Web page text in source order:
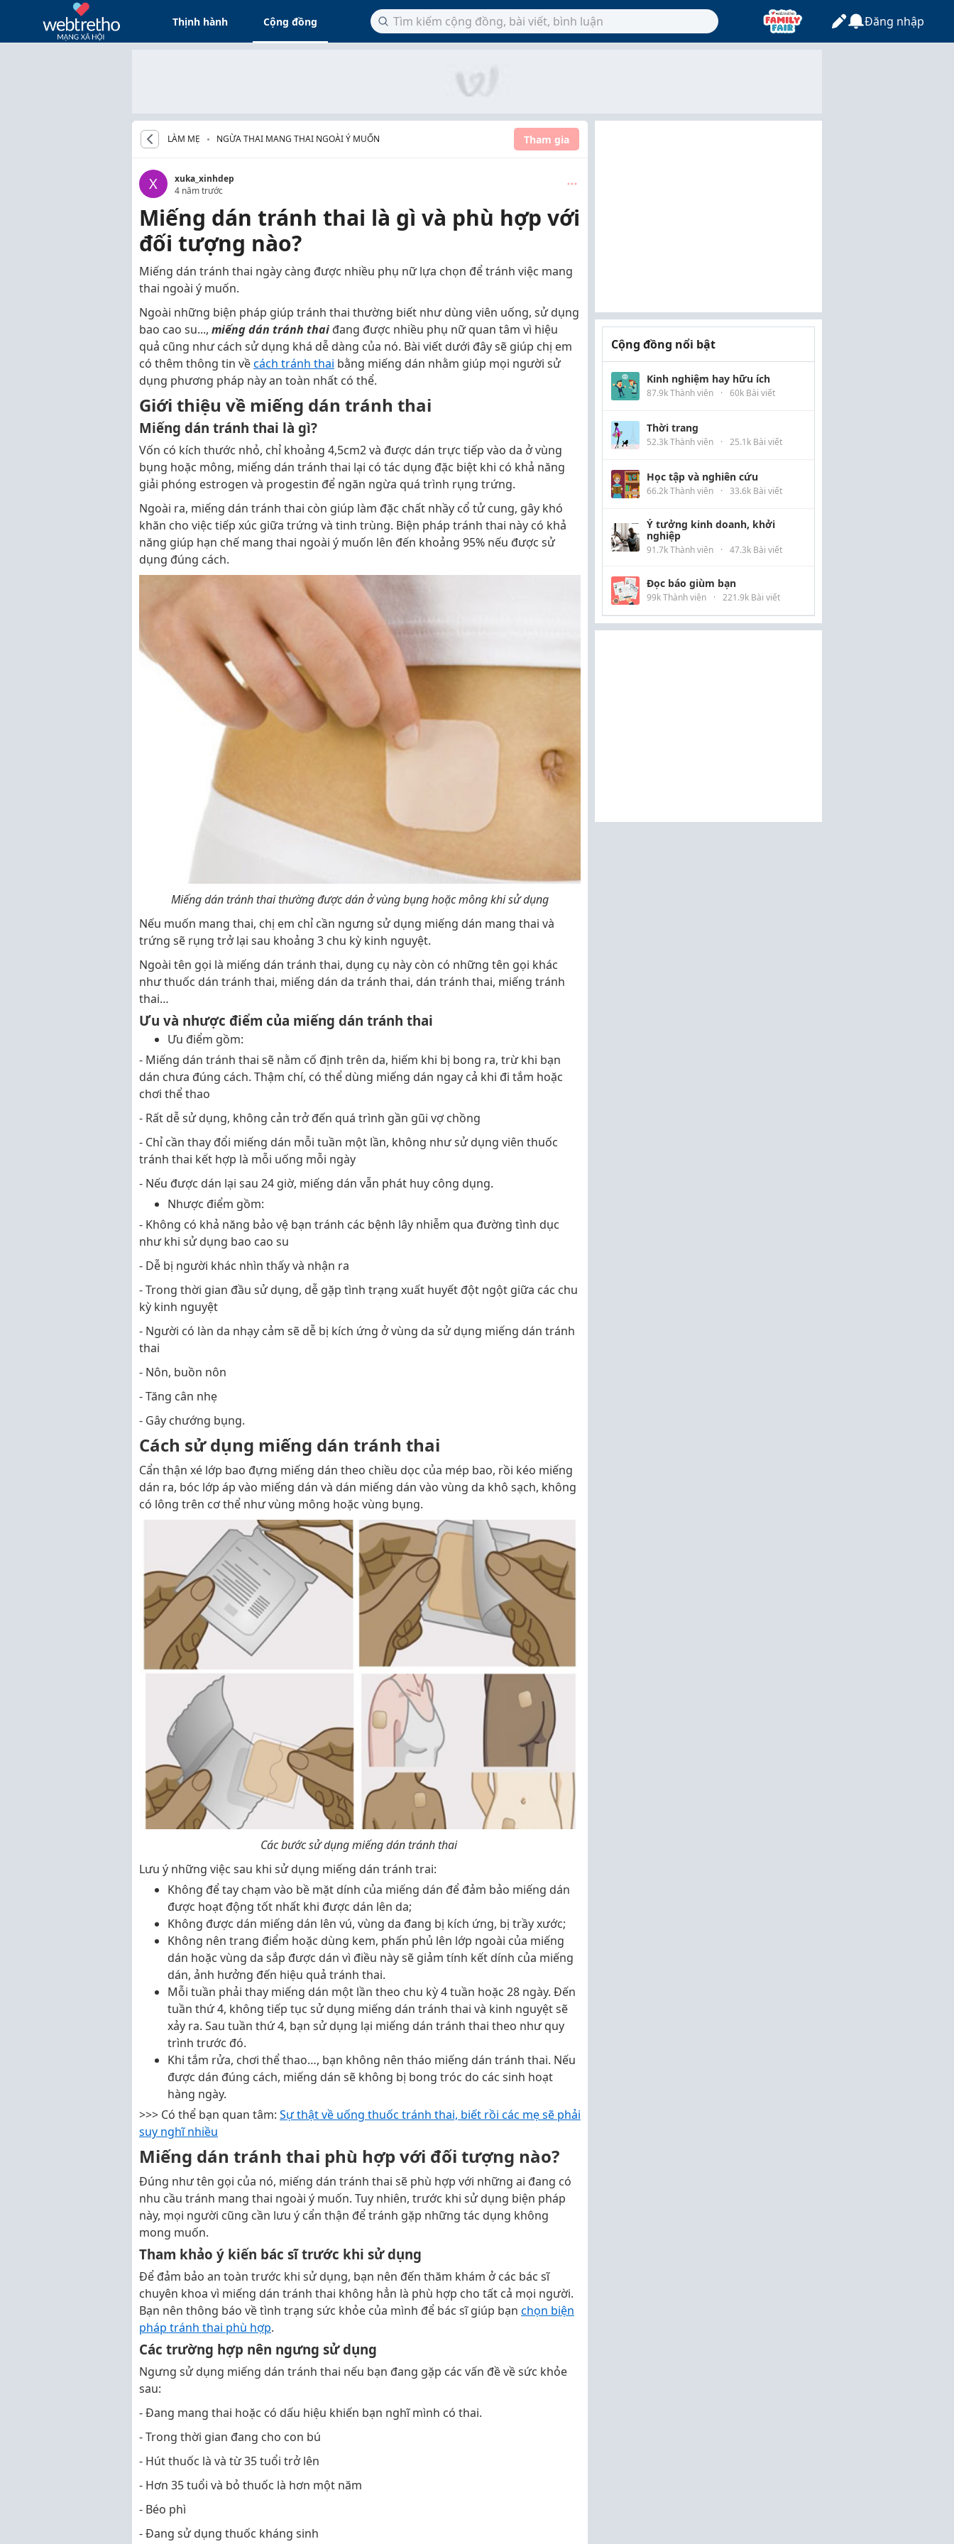
Thịnh hành Cộng đồng Đăng nhập
LÀM MẸ NGỪA THAI MANG THAI NGOÀI Ý MUỐN Tham gia
X
xuka_xinhdep
4 năm trước
Miếng dán tránh thai là gì và phù hợp với
đối tượng nào?
Miếng dán tránh thai ngày càng được nhiều phụ nữ lựa chọn để tránh việc mang
thai ngoài ý muốn.
Ngoài những biện pháp giúp tránh thai thường biết như dùng viên uống, sử dụng
bao cao su..., miếng dán tránh thai đang được nhiều phụ nữ quan tâm vì hiệu
quả cũng như cách sử dụng khá dễ dàng của nó. Bài viết dưới đây sẽ giúp chị em
có thêm thông tin vềcách tránh thai bằng miếng dán nhằm giúp mọi người sử
dụng phương pháp này an toàn nhất có thể.
Giới thiệu về miếng dán tránh thai
Miếng dán tránh thai là gì?
Vốn có kích thước nhỏ, chỉ khoảng 4,5cm2 và được dán trực tiếp vào da ở vùng
bụng hoặc mông, miếng dán tránh thai lại có tác dụng đặc biệt khi có khả năng
giải phóng estrogen và progestin để ngăn ngừa quá trình rụng trứng.
Ngoài ra, miếng dán tránh thai còn giúp làm đặc chất nhầy cổ tử cung, gây khó
khăn cho việc tiếp xúc giữa trứng và tinh trùng. Biện pháp tránh thai này có khả
năng giúp hạn chế mang thai ngoài ý muốn lên đến khoảng 95% nếu được sử
dụng đúng cách.
Miếng dán tránh thai thường được dán ở vùng bụng hoặc mông khi sử dụng
Nếu muốn mang thai, chị em chỉ cần ngưng sử dụng miếng dán mang thai và
trứng sẽ rụng trở lại sau khoảng 3 chu kỳ kinh nguyệt.
Ngoài tên gọi là miếng dán tránh thai, dụng cụ này còn có những tên gọi khác
như thuốc dán tránh thai, miếng dán da tránh thai, dán tránh thai, miếng tránh
thai…
Ưu và nhược điểm của miếng dán tránh thai
Ưu điểm gồm:
- Miếng dán tránh thai sẽ nằm cố định trên da, hiếm khi bị bong ra, trừ khi bạn
dán chưa đúng cách. Thậm chí, có thể dùng miếng dán ngay cả khi đi tắm hoặc
chơi thể thao
- Rất dễ sử dụng, không cản trở đến quá trình gần gũi vợ chồng
- Chỉ cần thay đổi miếng dán mỗi tuần một lần, không như sử dụng viên thuốc
tránh thai kết hợp là mỗi uống mỗi ngày
- Nếu được dán lại sau 24 giờ, miếng dán vẫn phát huy công dụng.
Nhược điểm gồm:
- Không có khả năng bảo vệ bạn tránh các bệnh lây nhiễm qua đường tình dục
như khi sử dụng bao cao su
- Dễ bị người khác nhìn thấy và nhận ra
- Trong thời gian đầu sử dụng, dễ gặp tình trạng xuất huyết đột ngột giữa các chu
kỳ kinh nguyệt
- Người có làn da nhạy cảm sẽ dễ bị kích ứng ở vùng da sử dụng miếng dán tránh
thai
- Nôn, buồn nôn
- Tăng cân nhẹ
- Gây chướng bụng.
Cách sử dụng miếng dán tránh thai
Cẩn thận xé lớp bao đựng miếng dán theo chiều dọc của mép bao, rồi kéo miếng
dán ra, bóc lớp áp vào miếng dán và dán miếng dán vào vùng da khô sạch, không
có lông trên cơ thể như vùng mông hoặc vùng bụng.
Các bước sử dụng miếng dán tránh thai
Lưu ý những việc sau khi sử dụng miếng dán tránh trai:
Không để tay chạm vào bề mặt dính của miếng dán để đảm bảo miếng dán
được hoạt động tốt nhất khi được dán lên da;
Không được dán miếng dán lên vú, vùng da đang bị kích ứng, bị trầy xước;
Không nên trang điểm hoặc dùng kem, phấn phủ lên lớp ngoài của miếng
dán hoặc vùng da sắp được dán vì điều này sẽ giảm tính kết dính của miếng
dán, ảnh hưởng đến hiệu quả tránh thai.
Mỗi tuần phải thay miếng dán một lần theo chu kỳ 4 tuần hoặc 28 ngày. Đến
tuần thứ 4, không tiếp tục sử dụng miếng dán tránh thai và kinh nguyệt sẽ
xảy ra. Sau tuần thứ 4, bạn sử dụng lại miếng dán tránh thai theo như quy
trình trước đó.
Khi tắm rửa, chơi thể thao…, bạn không nên tháo miếng dán tránh thai. Nếu
được dán đúng cách, miếng dán sẽ không bị bong tróc do các sinh hoạt
hàng ngày.
>>> Có thể bạn quan tâm: Sự thật về uống thuốc tránh thai, biết rồi các mẹ sẽ phải
suy nghĩ nhiều
Miếng dán tránh thai phù hợp với đối tượng nào?
Đúng như tên gọi của nó, miếng dán tránh thai sẽ phù hợp với những ai đang có
nhu cầu tránh mang thai ngoài ý muốn. Tuy nhiên, trước khi sử dụng biện pháp
này, mọi người cũng cần lưu ý cẩn thận để tránh gặp những tác dụng không
mong muốn.
Tham khảo ý kiến bác sĩ trước khi sử dụng
Để đảm bảo an toàn trước khi sử dụng, bạn nên đến thăm khám ở các bác sĩ
chuyên khoa vì miếng dán tránh thai không hẳn là phù hợp cho tất cả mọi người.
Bạn nên thông báo về tình trạng sức khỏe của mình để bác sĩ giúp bạn chọn biện
pháp tránh thai phù hợp.
Các trường hợp nên ngưng sử dụng
Ngưng sử dụng miếng dán tránh thai nếu bạn đang gặp các vấn đề về sức khỏe
sau:
- Đang mang thai hoặc có dấu hiệu khiến bạn nghĩ mình có thai.
- Trong thời gian đang cho con bú
- Hút thuốc là và từ 35 tuổi trở lên
- Hơn 35 tuổi và bỏ thuốc là hơn một năm
- Béo phì
- Đang sử dụng thuốc kháng sinh
Cộng đồng nổi bật
Kinh nghiệm hay hữu ích
87.9k Thành viên · 60k Bài viết
Thời trang
52.3k Thành viên · 25.1k Bài viết
Học tập và nghiên cứu
66.2k Thành viên · 33.6k Bài viết
Ý tưởng kinh doanh, khởi
nghiệp
91.7k Thành viên · 47.3k Bài viết
Đọc báo giùm bạn
99k Thành viên · 221.9k Bài viết